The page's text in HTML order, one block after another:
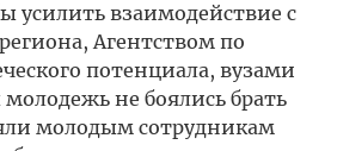
усилить взаимодействие с
Агентством по
потенциала, вузами
не боялись брать
молодым сотрудникам